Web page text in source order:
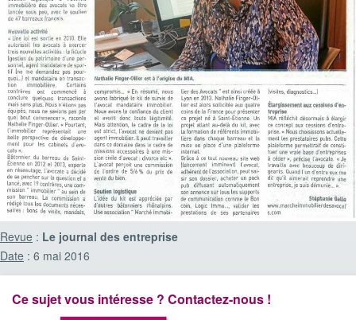
Revue : Le journal des entreprise
Date : 6 mai 2016
Ce sujet vous intéresse ? Contactez-nous !